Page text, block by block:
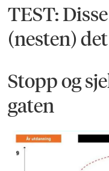
TEST:
(nesten)
Stopp og
gaten